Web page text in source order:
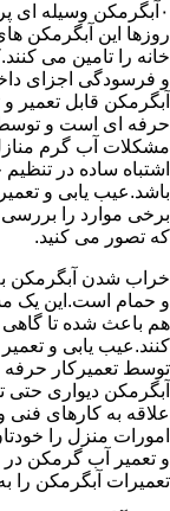
۰آبگرمکن وسیله
روزها این آبگرمکن
خانه را تامین می
و فرسودگی اجزای
آبگرمکن قابل
حرفه ای است و توسط
مشکلات آب گرم
اشتباه ساده در
باشد.عیب یابی و
برخی موارد را
که تصور می کنید.
خراب شدن آبگرمکن
و حمام است.این یک
هم باعث شده تا گاهی
کنند.عیب یابی و
توسط تعمیرکار حرفه
آبگرمکن دیواری
علاقه به کارهای فنی
امورات منزل را
و تعمیر آب گرمکن در
تعمیرات آبگرمکن را